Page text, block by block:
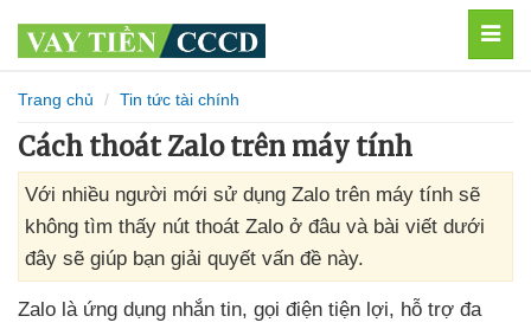
Trang chủ Tin tức tài chính
Cách thoát Zalo trên máy tính
Với nhiều người mới sử dụng Zalo trên máy tính sẽ
không tìm thấy nút thoát Zalo ở đâu và bài viết dưới
đây sẽ giúp bạn giải quyết vấn đề này.
Zalo là ứng dụng nhắn tin, gọi điện tiện lợi, hỗ trợ đa